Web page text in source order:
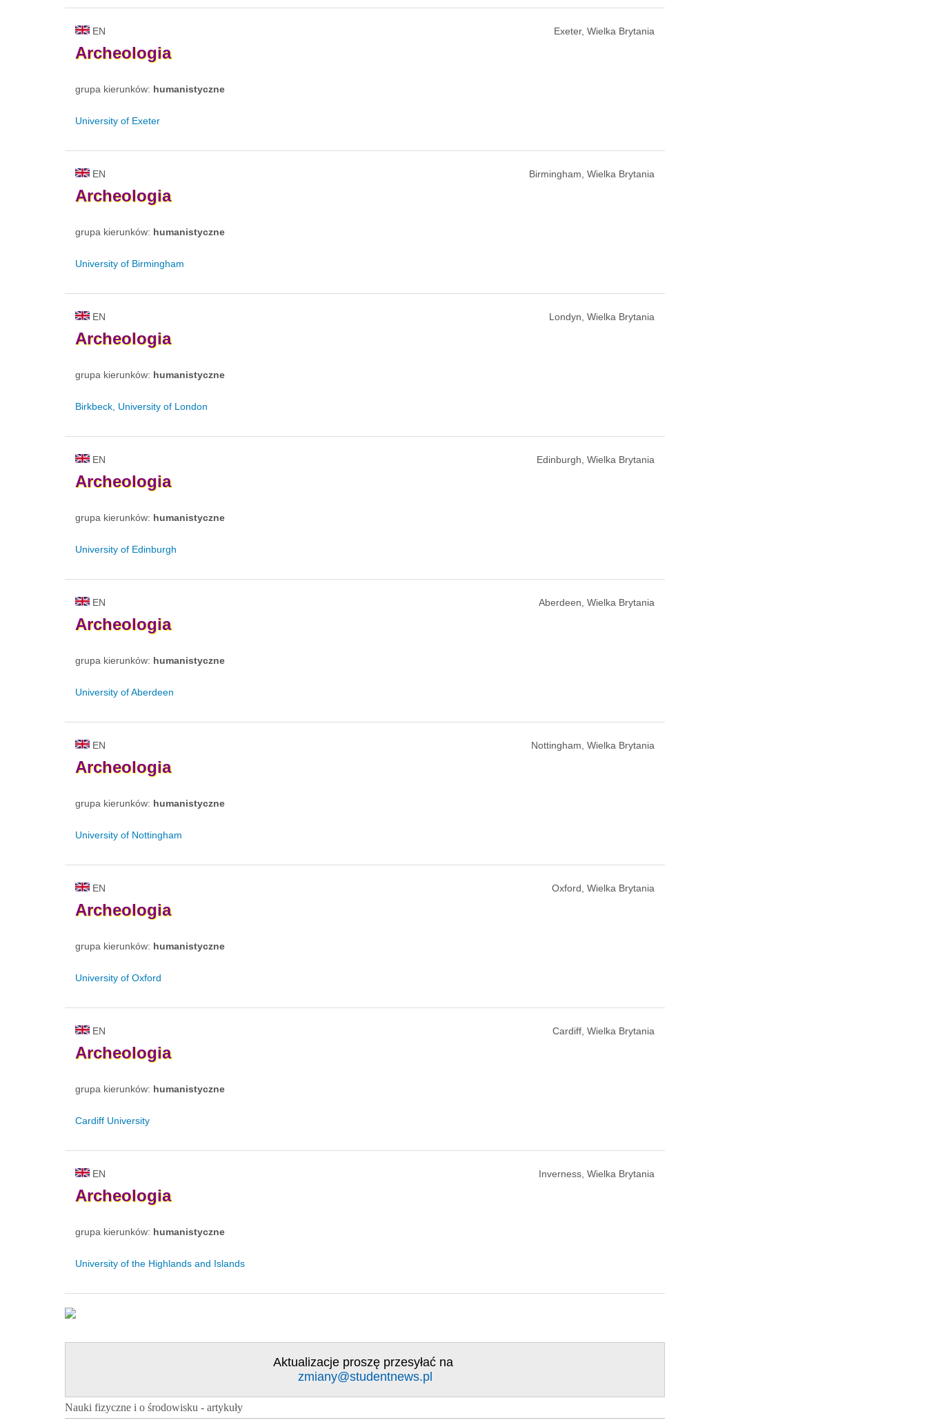
EN Exeter, Wielka Brytania
Archeologia
grupa kierunków: humanistyczne
University of Exeter
EN Birmingham, Wielka Brytania
Archeologia
grupa kierunków: humanistyczne
University of Birmingham
EN Londyn, Wielka Brytania
Archeologia
grupa kierunków: humanistyczne
Birkbeck, University of London
EN Edinburgh, Wielka Brytania
Archeologia
grupa kierunków: humanistyczne
University of Edinburgh
EN Aberdeen, Wielka Brytania
Archeologia
grupa kierunków: humanistyczne
University of Aberdeen
EN Nottingham, Wielka Brytania
Archeologia
grupa kierunków: humanistyczne
University of Nottingham
EN Oxford, Wielka Brytania
Archeologia
grupa kierunków: humanistyczne
University of Oxford
EN Cardiff, Wielka Brytania
Archeologia
grupa kierunków: humanistyczne
Cardiff University
EN Inverness, Wielka Brytania
Archeologia
grupa kierunków: humanistyczne
University of the Highlands and Islands
Aktualizacje proszę przesyłać na
zmiany@studentnews.pl
Nauki fizyczne i o środowisku - artykuły